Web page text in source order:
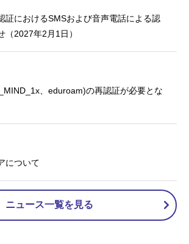
証におけるSMSおよび音声電話による認
（2027年2月1日）
、eduroam)の再認証が必要とな
について
ニュース一覧を見る